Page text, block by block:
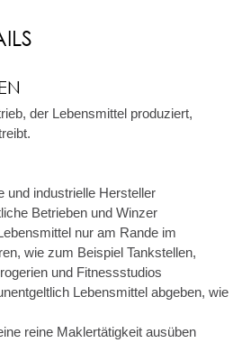
der Lebensmittel produziert,
und industrielle Hersteller
Betrieben und Winzer
nur am Rande im
wie zum Beispiel Tankstellen,
und Fitnessstudios
Lebensmittel abgeben, wie
reine Maklertätigkeit ausüben